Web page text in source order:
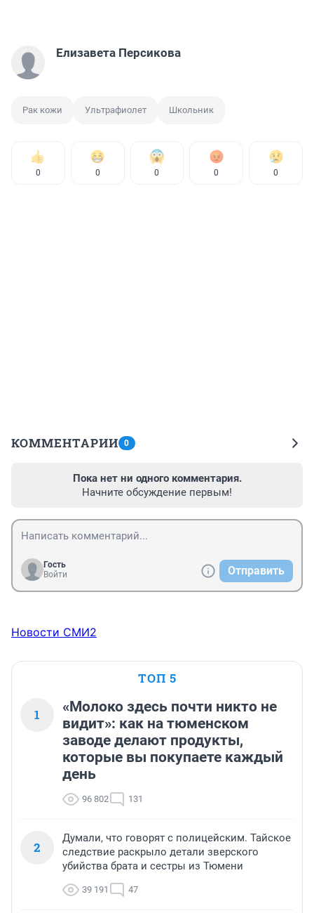
Елизавета Персикова
Рак кожи Ультрафиолет Школьник
0 0 0 0 0
КОММЕНТАРИИ 0
Пока нет ни одного комментария.
Начните обсуждение первым!
Гость
Войти
Отправить
Новости СМИ2
ТОП 5
1
«Молоко здесь почти никто не
видит»: как на тюменском
заводе делают продукты,
которые вы покупаете каждый
день
96 802 131
2
Думали, что говорят с полицейским. Тайское
следствие раскрыло детали зверского
убийства брата и сестры из Тюмени
39 191 47